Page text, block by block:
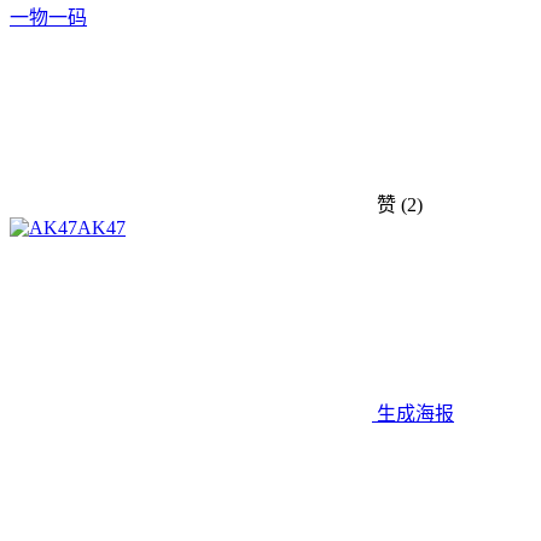
一物一码
赞 (2)
AK47
生成海报